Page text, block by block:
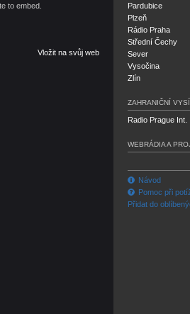
to embed.
Vložit na svůj web
Pardubice
Plzeň
Rádio Praha
Střední Čechy
Sever
Vysočina
Zlín
ZAHRANIČNÍ
Radio Prague Int.
WEBRÁDIA A
Návod
Pomoc při
Přidat do